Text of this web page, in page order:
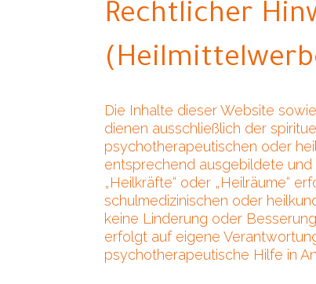
Rechtlicher
Die Inhalte dieser Website
dienen ausschließlich der
psychotherapeutischen oder
entsprechend ausgebildete und
„Heilkräfte“ oder „Heilräume“
schulmedizinischen oder
keine Linderung oder
erfolgt auf eigene
psychotherapeutische Hilfe in